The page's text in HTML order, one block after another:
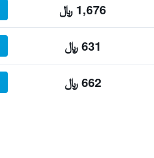
1,676 ﷼
631 ﷼
662 ﷼